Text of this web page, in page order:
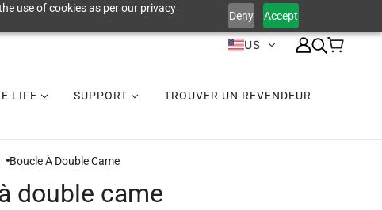
use of cookies as per our privacy
Deny Accept
US
LIFE SUPPORT TROUVER UN REVENDEUR
Boucle À Double Came
double came